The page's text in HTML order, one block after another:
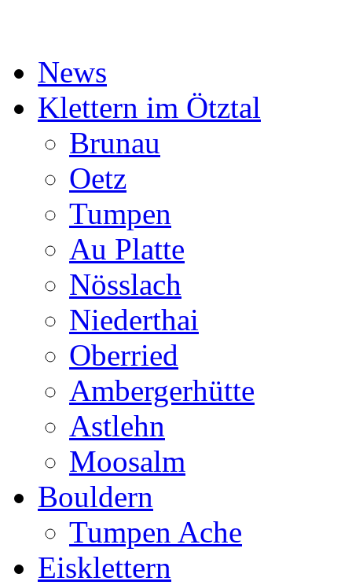
News
Klettern im Ötztal
Brunau
Oetz
Tumpen
Au Platte
Nösslach
Niederthai
Oberried
Ambergerhütte
Astlehn
Moosalm
Bouldern
Tumpen Ache
Eisklettern